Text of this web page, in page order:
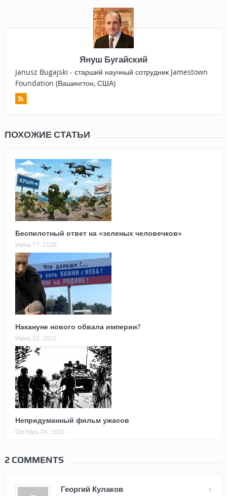
Януш Бугайский
Janusz Bugajski - старший научный сотрудник Jamestown
Foundation (Вашингтон, США)
ПОХОЖИЕ СТАТЬИ
Беспилотный ответ на «зеленых человечков»
Июнь 17, 2026
Накануне нового обвала империи?
Июнь 02, 2026
Непридуманный фильм ужасов
Октябрь 04, 2025
2 COMMENTS
1
Георгий Кулаков